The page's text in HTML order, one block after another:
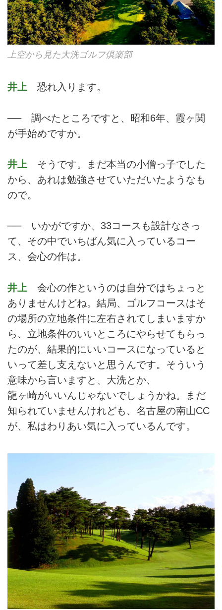
上空から見た大洗ゴルフ倶楽部
井上 恐れ入ります。
── 調べたところですと、昭和6年、霞ヶ関
が手始めですか。
井上 そうです。まだ本当の小僧っ子でした
から、あれは勉強させていただいたようなも
ので。
── いかがですか、33コースも設計なさっ
て、その中でいちばん気に入っているコー
ス、会心の作は。
井上 会心の作というのは自分ではちょっと
ありませんけどね。結局、ゴルフコースはそ
の場所の立地条件に左右されてしまいますか
ら、立地条件のいいところにやらせてもらっ
たのが、結果的にいいコースになっていると
いって差し支えないと思うんです。そういう
意味から言いますと、大洗とか、
龍ヶ崎がいいんじゃないでしょうかね。まだ
知られていませんけれども、名古屋の南山CC
が、私はわりあい気に入っているんです。